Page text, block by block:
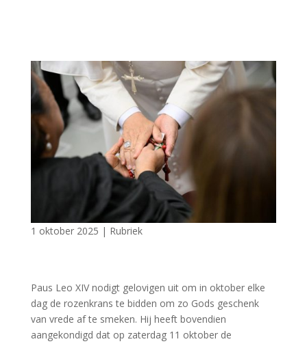
1 oktober 2025 | Rubriek
Paus Leo XIV nodigt gelovigen uit om in oktober elke
dag de rozenkrans te bidden om zo Gods geschenk
van vrede af te smeken. Hij heeft bovendien
aangekondigd dat op zaterdag 11 oktober de